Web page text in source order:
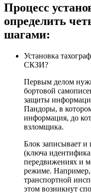
Процесс
определить
шагами:
Установка
СКЗИ?
Первым делом
бортовой
защиты
Пандоры, в
информация, до
взломщика.
Блок записывает
(ключа
передвижениях и
режиме. Например,
транспортной
этом возникнут